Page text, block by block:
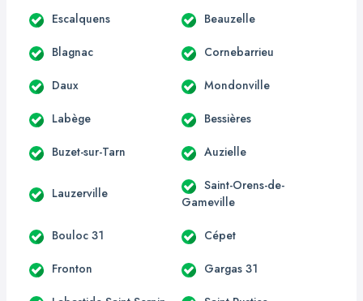
Escalquens Beauzelle
Blagnac Cornebarrieu
Daux Mondonville
Labège Bessières
Buzet-sur-Tarn Auzielle
Lauzerville
Saint-Orens-de-
Gameville
Bouloc 31 Cépet
Fronton Gargas 31